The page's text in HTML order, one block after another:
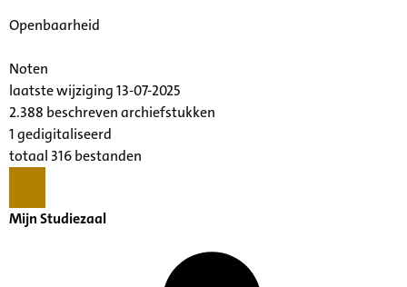
Openbaarheid
Noten
laatste wijziging 13-07-2025
2.388 beschreven archiefstukken
1 gedigitaliseerd
totaal 316 bestanden
Mijn Studiezaal